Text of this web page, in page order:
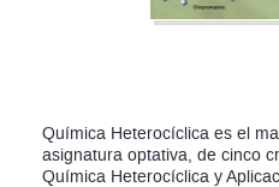
Química Heterocíclica es el
asignatura optativa, de cinco
Química Heterocíclica y